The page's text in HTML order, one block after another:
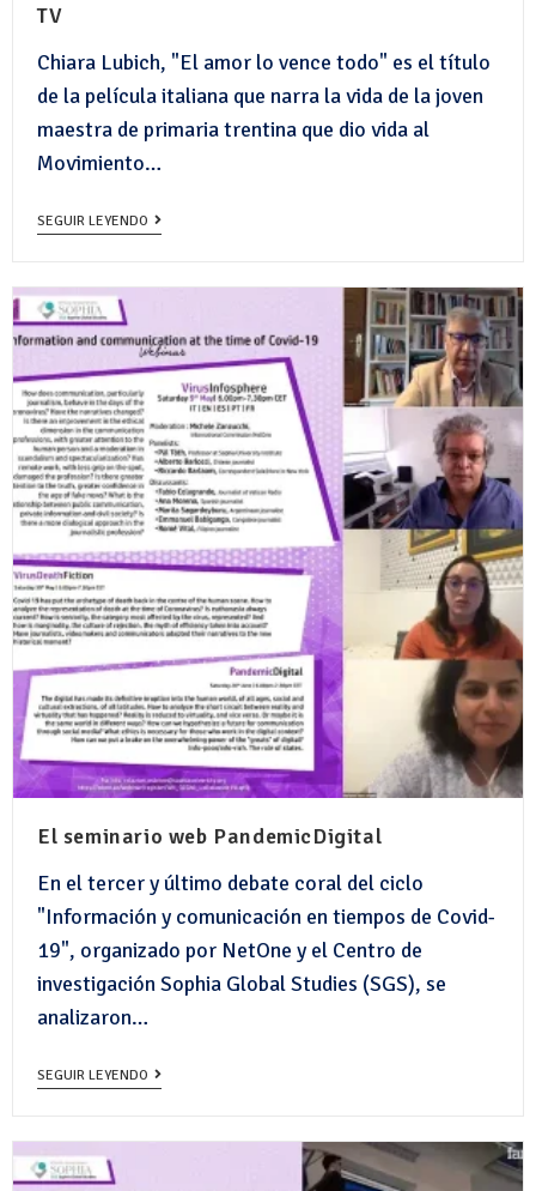
TV
Chiara Lubich, "El amor lo vence todo" es el título
de la película italiana que narra la vida de la joven
maestra de primaria trentina que dio vida al
Movimiento…
SEGUIR LEYENDO
El seminario web PandemicDigital
En el tercer y último debate coral del ciclo
"Información y comunicación en tiempos de Covid-
19", organizado por NetOne y el Centro de
investigación Sophia Global Studies (SGS), se
analizaron…
SEGUIR LEYENDO